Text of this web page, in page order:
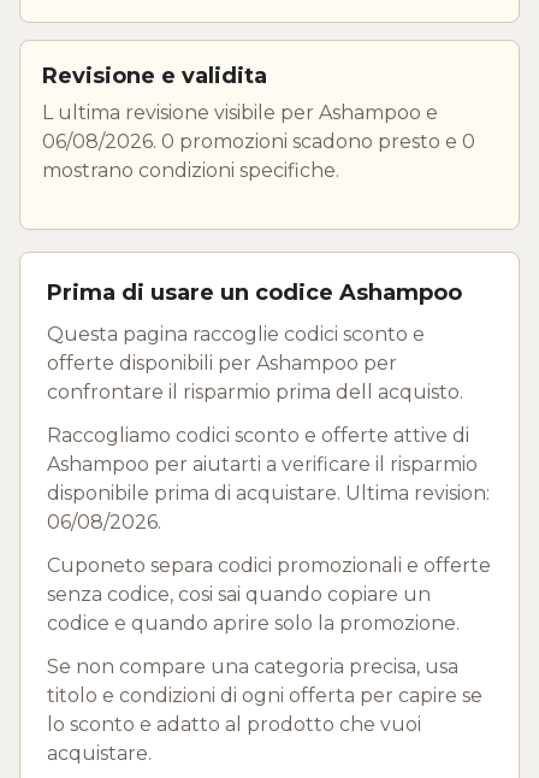
Revisione e validita
L ultima revisione visibile per Ashampoo e
06/08/2026. 0 promozioni scadono presto e 0
mostrano condizioni specifiche.
Prima di usare un codice Ashampoo
Questa pagina raccoglie codici sconto e
offerte disponibili per Ashampoo per
confrontare il risparmio prima dell acquisto.
Raccogliamo codici sconto e offerte attive di
Ashampoo per aiutarti a verificare il risparmio
disponibile prima di acquistare. Ultima revision:
06/08/2026.
Cuponeto separa codici promozionali e offerte
senza codice, cosi sai quando copiare un
codice e quando aprire solo la promozione.
Se non compare una categoria precisa, usa
titolo e condizioni di ogni offerta per capire se
lo sconto e adatto al prodotto che vuoi
acquistare.